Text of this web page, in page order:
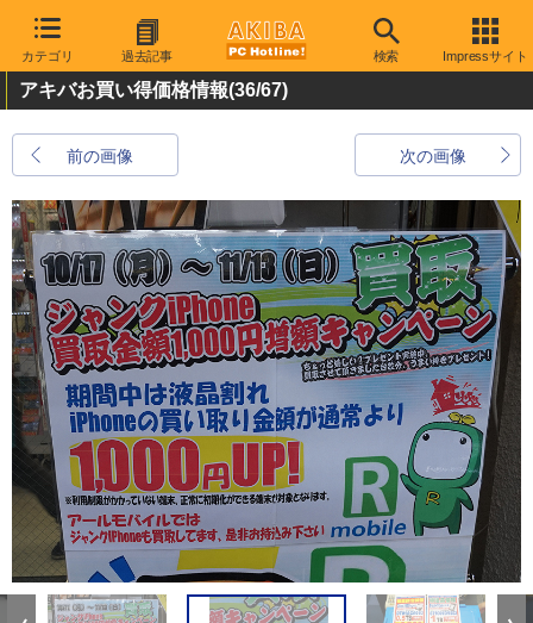
カテゴリ 過去記事 検索 Impressサイト
アキバお買い得価格情報(36/67)
前の画像 次の画像